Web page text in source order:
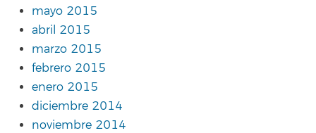
mayo 2015
abril 2015
marzo 2015
febrero 2015
enero 2015
diciembre 2014
noviembre 2014